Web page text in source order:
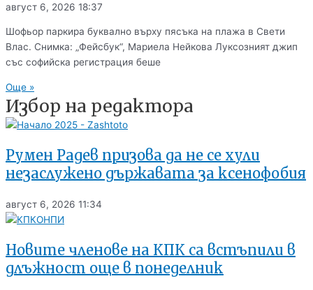
август 6, 2026 18:37
Шофьор паркира буквално върху пясъка на плажа в Свети
Влас. Снимка: „Фейсбук“, Мариела Нейкова Луксозният джип
със софийска регистрация беше
Още »
Избор на редактора
Румен Радев призова да не се хули
незаслужено държавата за ксенофобия
август 6, 2026 11:34
Новите членове на КПК са встъпили в
длъжност още в понеделник